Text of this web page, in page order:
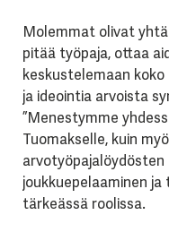
Molemmat olivat
pitää työpaja, ottaa
keskustelemaan
ja ideointia arvoista
”Menestymme
Tuomakselle, kuin
joukkuepelaaminen
tärkeässä roolissa.